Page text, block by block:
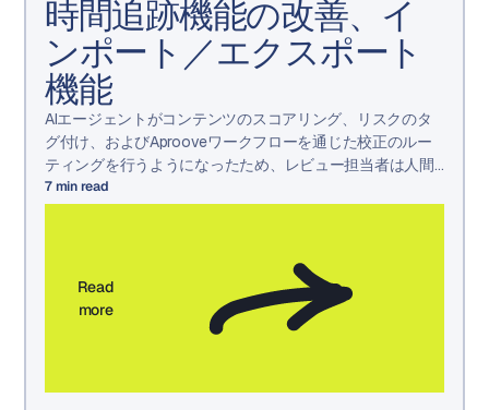
時間追跡機能の改善、イ
ンポート／エクスポート
機能
AIエージェントがコンテンツのスコアリング、リスクのタ
グ付け、およびAprooveワークフローを通じた校正のルー
ティングを行うようになったため、レビュー担当者は人間
の判断が必要な決定に集中できるようになりました。
7min read
Read
more